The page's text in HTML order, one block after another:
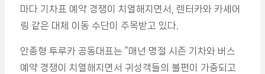
마다 기차표 예약 경쟁이 치열해지면서, 렌터카와 카셰어
링 같은 대체 이동 수단이 주목받고 있다.
안종형 투루카 공동대표는 “매년 명절 시즌 기차와 버스
예약 경쟁이 치열해지면서 귀성객들의 불편이 가중되고